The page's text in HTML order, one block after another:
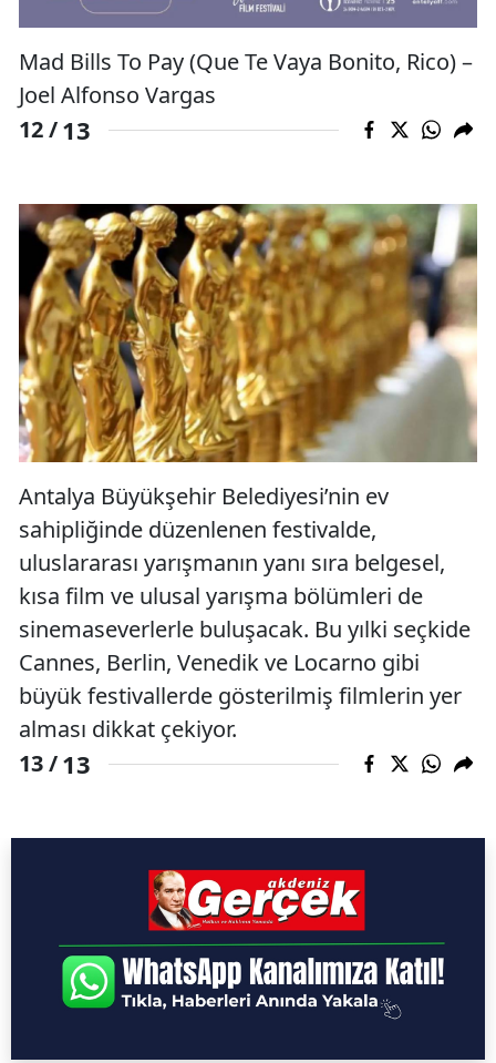
Mad Bills To Pay (Que Te Vaya Bonito, Rico) –
Joel Alfonso Vargas
12 /13
Antalya Büyükşehir Belediyesi’nin ev
sahipliğinde düzenlenen festivalde,
uluslararası yarışmanın yanı sıra belgesel,
kısa film ve ulusal yarışma bölümleri de
sinemaseverlerle buluşacak. Bu yılki seçkide
Cannes, Berlin, Venedik ve Locarno gibi
büyük festivallerde gösterilmiş filmlerin yer
alması dikkat çekiyor.
13 /13